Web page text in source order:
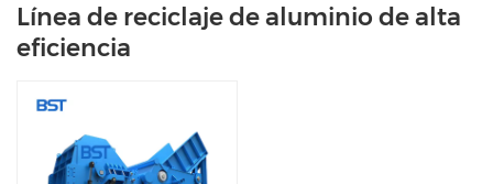
Línea de reciclaje de aluminio de alta
eficiencia